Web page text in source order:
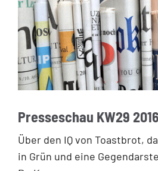
Presseschau KW29 2016
Über den IQ von Toastbrot,
in Grün und eine